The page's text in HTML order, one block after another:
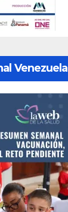
Venezuela